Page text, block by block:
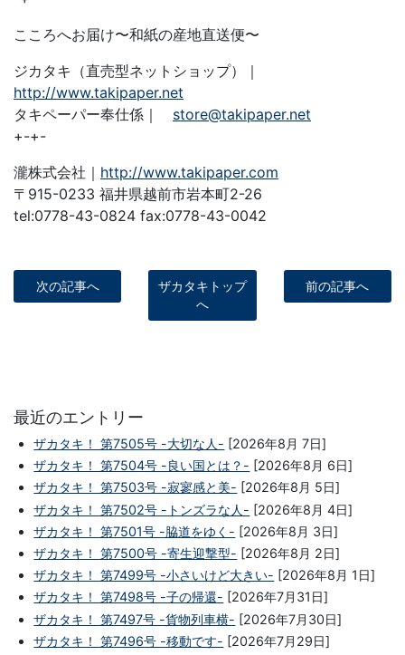
こころへお届け〜和紙の産地直送便〜
ジカタキ（直売型ネットショップ）｜
http://www.takipaper.net
タキペーパー奉仕係｜ store@takipaper.net
+-+-
瀧株式会社｜ http://www.takipaper.com
〒915-0233 福井県越前市岩本町2-26
tel:0778-43-0824 fax:0778-43-0042
次の記事へ
ザカタキトップ
へ
前の記事へ
最近のエントリー
ザカタキ！ 第7505号 -大切な人- [2026年8月 7日]
ザカタキ！ 第7504号 -良い国とは？- [2026年8月 6日]
ザカタキ！ 第7503号 -寂寥感と美- [2026年8月 5日]
ザカタキ！ 第7502号 -トンズラな人- [2026年8月 4日]
ザカタキ！ 第7501号 -脇道をゆく- [2026年8月 3日]
ザカタキ！ 第7500号 -寄生迎撃型- [2026年8月 2日]
ザカタキ！ 第7499号 -小さいけど大きい- [2026年8月 1日]
ザカタキ！ 第7498号 -子の帰還- [2026年7月31日]
ザカタキ！ 第7497号 -貨物列車横- [2026年7月30日]
ザカタキ！ 第7496号 -移動です- [2026年7月29日]